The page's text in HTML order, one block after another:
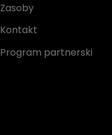
Zasoby
Kontakt
Program partnerski